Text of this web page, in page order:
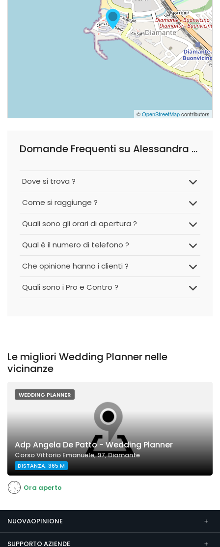
©OpenStreetMapcontributors
Domande Frequenti su Alessandra Ricca Wedding Planner
Dove si trova ?
Come si raggiunge ?
Quali sono gli orari di apertura ?
Qual è il numero di telefono ?
Che opinione hanno i clienti ?
Quali sono i Pro e Contro ?
Le migliori Wedding Planner nelle
vicinanze
WEDDING PLANNER
Adp Angela De Patto - Wedding Planner
Corso Vittorio Emanuele, 97, Diamante
DISTANZA: 365 M
Ora aperto
NUOVAOPINIONE
SUPPORTO AZIENDE